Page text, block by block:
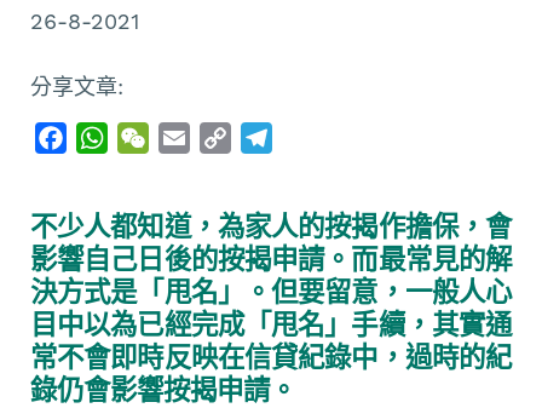
26-8-2021
分享文章:
e
b
o
o
k
W
t
s
A
p
p
W
h
a
t
i
l
y
L
n
k
e
g
r
a
m
不少人都知道，為家人的按揭作擔保，會
影響自己日後的按揭申請。而最常見的解
決方式是「甩名」。但要留意，一般人心
目中以為已經完成「甩名」手續，其實通
常不會即時反映在信貸紀錄中，過時的紀
錄仍會影響按揭申請。